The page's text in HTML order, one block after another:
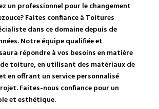
un professionnel pour le changement
Faites confiance à Toitures
dans ce domaine depuis de
Notre équipe qualifiée et
répondre à vos besoins en matière
toiture, en utilisant des matériaux de
en offrant un service personnalisé
Faites-nous confiance pour un
et esthétique.